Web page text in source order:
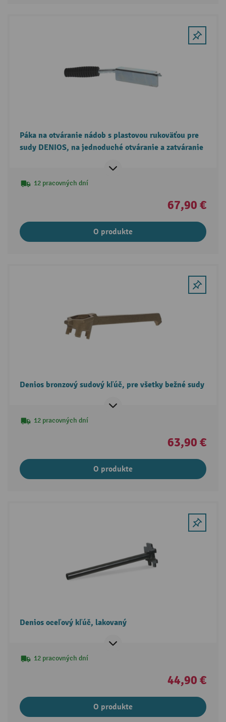
Páka na otváranie nádob s plastovou rukoväťou pre
sudy DENIOS, na jednoduché otváranie a zatváranie
12 pracovných dní
67,90 €
O produkte
Denios bronzový sudový kľúč, pre všetky bežné sudy
12 pracovných dní
63,90 €
O produkte
Denios oceľový kľúč, lakovaný
12 pracovných dní
44,90 €
O produkte